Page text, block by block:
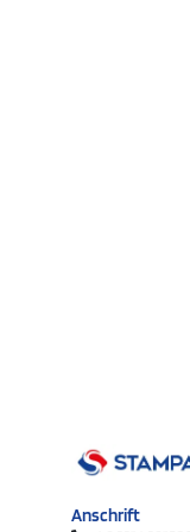
Anschrift